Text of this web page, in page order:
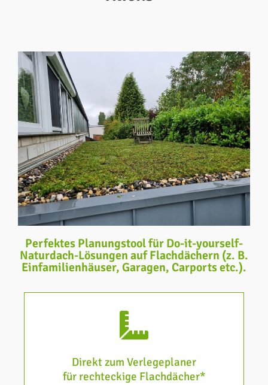
Perfektes Planungstool für Do-it-yourself-
Naturdach-Lösungen auf Flachdächern (z. B.
Einfamilienhäuser, Garagen, Carports etc.).
Direkt zum Verlegeplaner
für rechteckige Flachdächer*